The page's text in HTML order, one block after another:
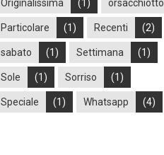
Originalissima (1) orsacchiotto
Particolare (1) Recenti (2)
sabato (1) Settimana (1)
Sole (1) Sorriso (1)
Speciale (1) Whatsapp (4)